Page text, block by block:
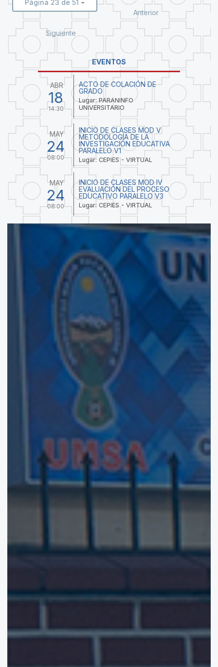
Página 23 de 51
Anterior
Siguiente
EVENTOS
ABR
18
14:30
ACTO DE COLACIÓN DE
GRADO
Lugar: PARANINFO
UNIVERSITARIO
MAY
24
08:00
INICIO DE CLASES MOD V
METODOLOGÍA DE LA
INVESTIGACIÓN EDUCATIVA
PARALELO V1
Lugar: CEPIES - VIRTUAL
MAY
24
08:00
INICIO DE CLASES MOD IV
EVALUACIÓN DEL PROCESO
EDUCATIVO PARALELO V3
Lugar: CEPIES - VIRTUAL